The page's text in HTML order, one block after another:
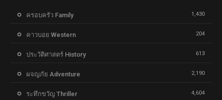
ครอบครัว Family 1,430
คาวบอย Western 204
ประวัติศาสตร์ History 613
ผจญภัย Adventure 2,190
ระทึกขวัญ Thriller 4,604